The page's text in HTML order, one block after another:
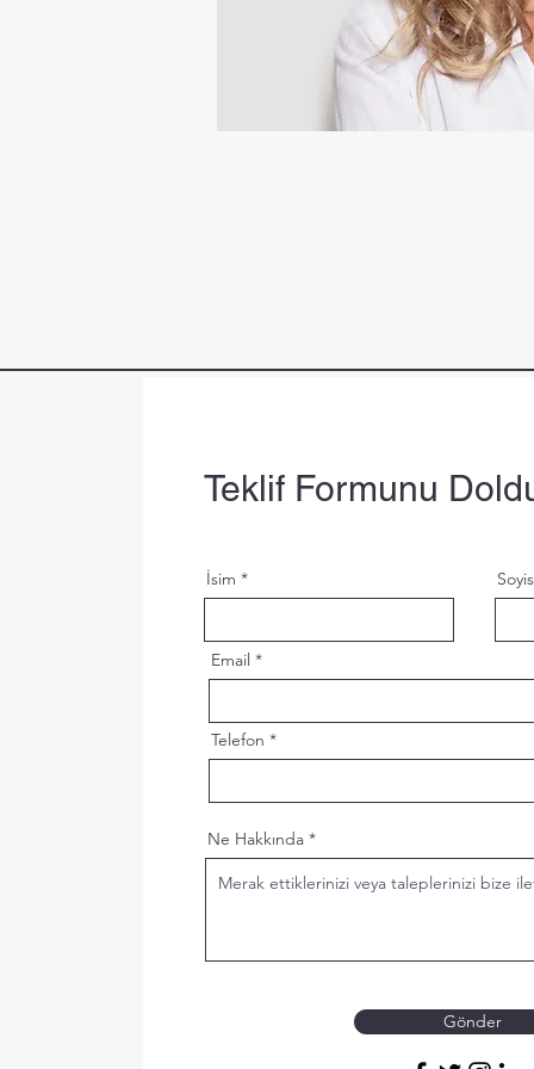
Teklif Formunu
İsim
Email
Telefon
Ne Hakkında
Gönder